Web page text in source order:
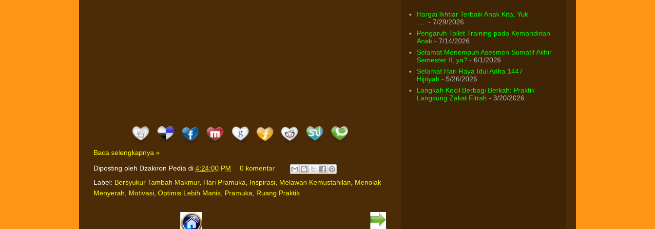
Baca selengkapnya »
Diposting oleh Dzakiron Pedia di 4:24:00 PM
0 komentar
Label: Bersyukur Tambah Makmur, Hari Pramuka, Inspirasi, Melawan Kemustahilan, Menolak
Menyerah, Motivasi, Optimis Lebih Manis, Pramuka, Ruang Praktik
Hargai Ikhtiar Terbaik Anak Kita, Yuk
- 7/29/2026
Pengaruh Toilet Training pada Kemandirian
Anak- 7/14/2026
Selamat Menempuh Asesmen Sumatif Akhir
Semester II, ya?- 6/1/2026
Selamat Hari Raya Idul Adha 1447
Hijriyah - 5/26/2026
Langkah Kecil Berbagi Berkah: Praktik
Langsung Zakat Fitrah - 3/20/2026